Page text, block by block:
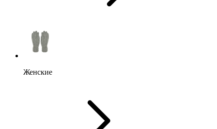
Женские